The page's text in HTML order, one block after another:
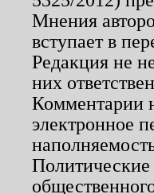
Мнения
вступает в
Редакция не
них
Комментарии
электронное
Политические